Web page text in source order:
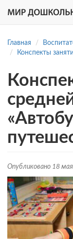
основному
Главная
Конспекты
Опубликовано 18